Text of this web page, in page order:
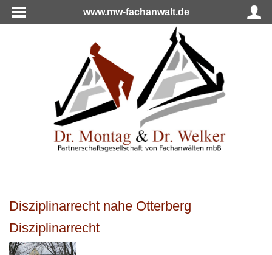
www.mw-fachanwalt.de
Disziplinarrecht nahe Otterberg
Disziplinarrecht